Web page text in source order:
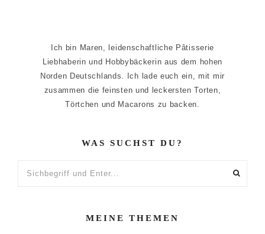
Ich bin Maren, leidenschaftliche Pâtisserie
Liebhaberin und Hobbybäckerin aus dem hohen
Norden Deutschlands. Ich lade euch ein, mit mir
zusammen die feinsten und leckersten Torten,
Törtchen und Macarons zu backen.
WAS SUCHST DU?
MEINE THEMEN